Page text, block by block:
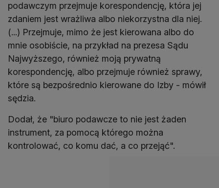
podawczym przejmuje korespondencję, która jej
zdaniem jest wrażliwa albo niekorzystna dla niej.
(...) Przejmuje, mimo że jest kierowana albo do
mnie osobiście, na przykład na prezesa Sądu
Najwyższego, również moją prywatną
korespondencję, albo przejmuje również sprawy,
które są bezpośrednio kierowane do Izby - mówił
sędzia.
Dodał, że "biuro podawcze to nie jest żaden
instrument, za pomocą którego można
kontrolować, co komu dać, a co przejąć".